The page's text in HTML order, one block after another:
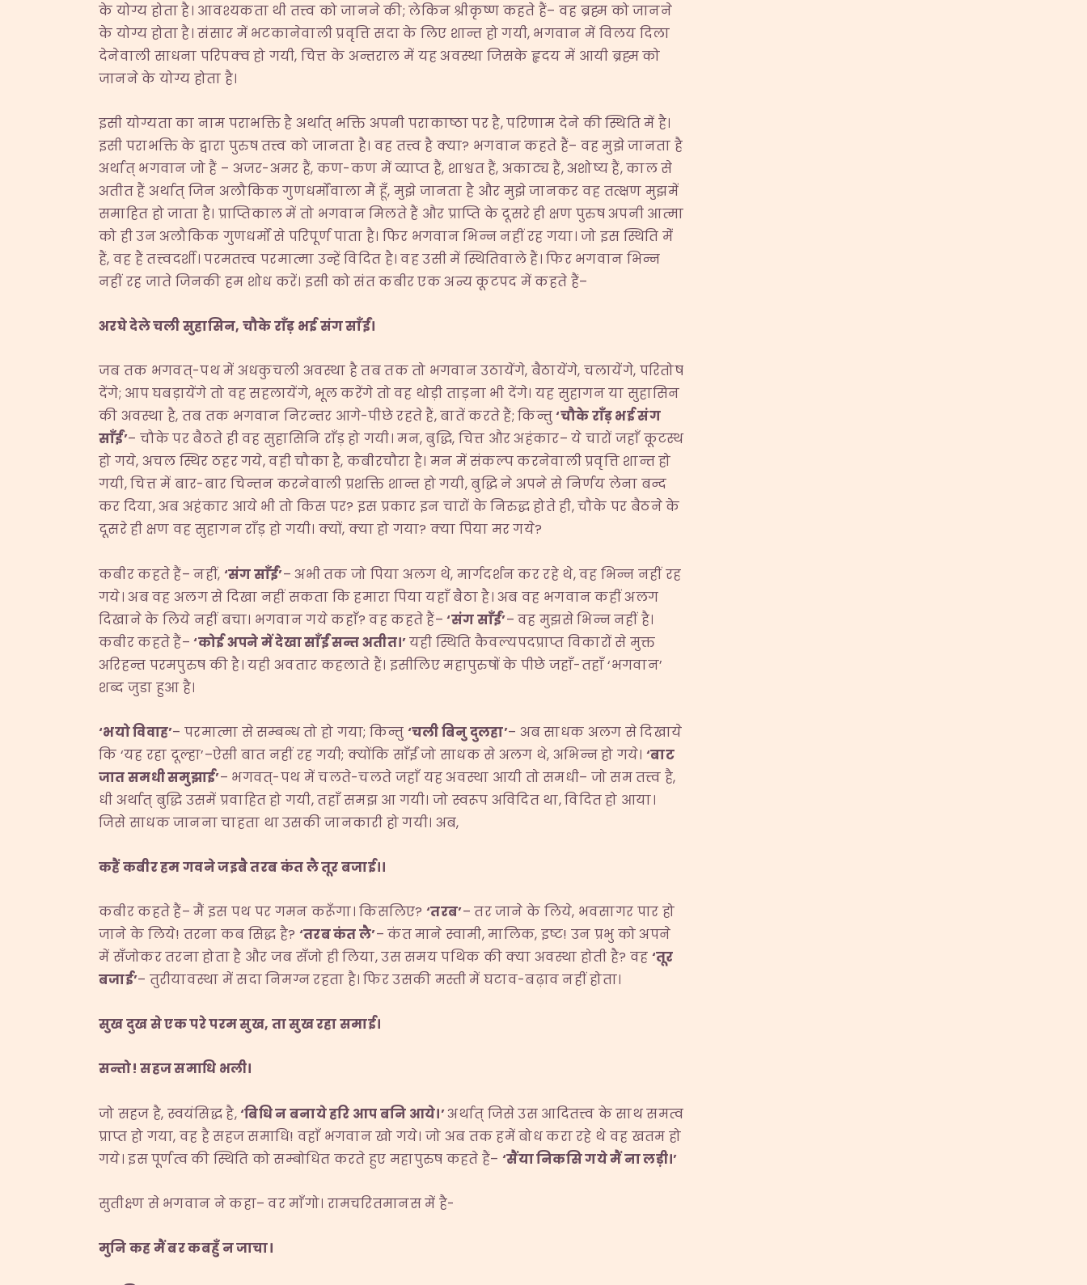
के योग्य होता है। आवश्यकता थी तत्त्व को जानने की; लेकिन श्रीकृष्ण कहते हैं– वह ब्रह्म को जानने
के योग्य होता है। संसार में भटकानेवाली प्रवृत्ति सदा के लिए शान्त हो गयी, भगवान में विलय दिला
देनेवाली साधना परिपक्व हो गयी, चित्त के अन्तराल में यह अवस्था जिसके हृदय में आयी ब्रह्म को
जानने के योग्य होता है।
इसी योग्यता का नाम पराभक्ति है अर्थात् भक्ति अपनी पराकाष्ठा पर है, परिणाम देने की स्थिति में है।
इसी पराभक्ति के द्वारा पुरुष तत्त्व को जानता है। वह तत्त्व है क्या? भगवान कहते हैं– वह मुझे जानता है
अर्थात् भगवान जो हैं – अजर-अमर हैं, कण-कण में व्याप्त हैं, शाश्वत हैं, अकाट्य हैं, अशोष्य हैं, काल से
अतीत हैं अर्थात् जिन अलौकिक गुणधर्मोंवाला मैं हूँ, मुझे जानता है और मुझे जानकर वह तत्क्षण मुझमें
समाहित हो जाता है। प्राप्तिकाल में तो भगवान मिलते हैं और प्राप्ति के दूसरे ही क्षण पुरुष अपनी आत्मा
को ही उन अलौकिक गुणधर्मों से परिपूर्ण पाता है। फिर भगवान भिन्न नहीं रह गया। जो इस स्थिति मेंं
हैं, वह हैं तत्त्वदर्शी। परमतत्त्व परमात्मा उन्हें विदित है। वह उसी में स्थितिवाले हैं। फिर भगवान भिन्न
नहीं रह जाते जिनकी हम शोध करें। इसी को संत कबीर एक अन्य कूटपद में कहते हैं–
अरघे देले चली सुहासिन, चौके राँड़ भई संग साँईं।
जब तक भगवत्-पथ में अधकुचली अवस्था है तब तक तो भगवान उठायेंगे, बैठायेंगे, चलायेंगे, परितोष
देंगे; आप घबड़ायेंगे तो वह सहलायेंगे, भूल करेंगे तो वह थोड़ी ताड़ना भी देंगे। यह सुहागन या सुहासिन
की अवस्था है, तब तक भगवान निरन्तर आगे-पीछे रहते हैं, बातें करते हैं; किन्तु‘चौके राँड़ भई संग
साँईं’– चौके पर बैठते ही वह सुहासिनि राँड़ हो गयी। मन, बुद्धि, चित्त और अहंकार– ये चारों जहाँ कूटस्थ
हो गये, अचल स्थिर ठहर गये, वही चौका है, कबीरचौरा है। मन में संकल्प करनेवाली प्रवृत्ति शान्त हो
गयी, चित्त में बार-बार चिन्तन करनेवाली प्रशक्ति शान्त हो गयी, बुद्धि ने अपने से निर्णय लेना बन्द
कर दिया, अब अहंकार आये भी तो किस पर? इस प्रकार इन चारों के निरुद्ध होते ही, चौके पर बैठने के
दूसरे ही क्षण वह सुहागन राँड़ हो गयी। क्यों, क्या हो गया? क्या पिया मर गये?
कबीर कहते हैं– नहीं, ‘संग साँईं’– अभी तक जो पिया अलग थे, मार्गदर्शन कर रहे थे, वह भिन्न नहीं रह
गये। अब वह अलग से दिखा नहीं सकता कि हमारा पिया यहाँ बैठा है। अब वह भगवान कहीं अलग
दिखाने के लिये नहीं बचा। भगवान गये कहाँ? वह कहते हैं–‘संग साँईं’– वह मुझसे भिन्न नहीं है।
कबीर कहते हैं–‘कोई अपने में देखा साँईं सन्त अतीत।’यही स्थिति कैवल्यपदप्राप्त विकारों से मुक्त
अरिहन्त परमपुरुष की है। यही अवतार कहलाते हैं। इसीलिए महापुरुषों के पीछे जहाँ-तहाँ ‘भगवान’
शब्द जुडा हुआ है।
‘भयो विवाह’– परमात्मा से सम्बन्ध तो हो गया; किन्तु ‘चली बिनु दुलहा’– अब साधक अलग से दिखाये
कि ‘यह रहा दूल्हा’–ऐसी बात नहीं रह गयी; क्योंकि साँईं जो साधक से अलग थे, अभिन्न हो गये। ‘बाट
जात समधी समुझाई’– भगवत्-पथ में चलते-चलते जहाँ यह अवस्था आयी तो समधी– जो सम तत्त्व है,
धी अर्थात् बुद्धि उसमें प्रवाहित हो गयी, तहाँ समझ आ गयी। जो स्वरूप अविदित था, विदित हो आया।
जिसे साधक जानना चाहता था उसकी जानकारी हो गयी। अब,
कहैं कबीर हम गवने जइबै तरब कंत लै तूर बजाई।।
कबीर कहते हैं– मैं इस पथ पर गमन करूँगा। किसलिए?‘तरब’– तर जाने के लिये, भवसागर पार हो
जाने के लिये! तरना कब सिद्ध है? ‘तरब कंत लै’– कंत माने स्वामी, मालिक, इष्ट! उन प्रभु को अपने
में सँजोकर तरना होता है और जब सँजो ही लिया, उस समय पथिक की क्या अवस्था होती है? वह ‘तूर
बजाई’– तुरीयावस्था में सदा निमग्न रहता है। फिर उसकी मस्ती में घटाव-बढ़ाव नहीं होता।
सुख दुख से एक परे परम सुख, ता सुख रहा समाई।
सन्तो!सहज समाधि भली।
जो सहज है, स्वयंसिद्ध है,‘बिधि न बनाये हरि आप बनि आये।’अर्थात् जिसे उस आदितत्त्व के साथ समत्व
प्राप्त हो गया, वह है सहज समाधि! वहाँ भगवान खो गये। जो अब तक हमें बोध करा रहे थे वह खतम हो
गये। इस पूर्णत्व की स्थिति को सम्बोधित करते हुए महापुरुष कहते हैं– ‘सैंया निकसि गये मैं ना लड़ी।’
सुतीक्ष्ण से भगवान ने कहा– वर माँगो। रामचरितमानस में है-
मुनि कह मैं बर कबहुँ न जाचा।